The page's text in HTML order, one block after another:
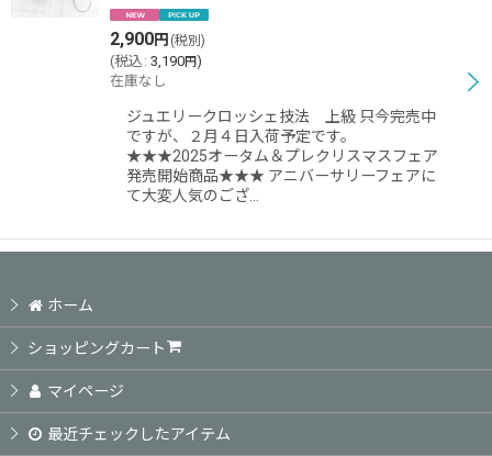
2,900円 (税別)
(税込 : 3,190円)
在庫なし
ジュエリークロッシェ技法 上級 只今完売中
ですが、２月４日入荷予定です。
★★★2025オータム＆プレクリスマスフェア
発売開始商品★★★ アニバーサリーフェアに
て大変人気のござ…
ホーム
ショッピングカート
マイページ
最近チェックしたアイテム